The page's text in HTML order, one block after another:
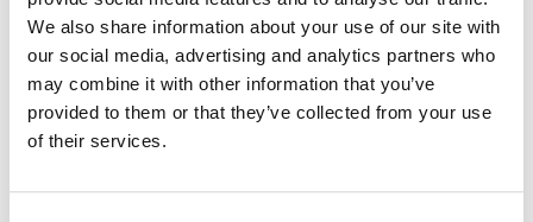
We also share information about your use of our site with
our social media, advertising and analytics partners who
may combine it with other information that you’ve
provided to them or that they’ve collected from your use
of their services.
Quad Lock™ wireless charging head for car tête de chargement sans
Nouveau
Quad Lock™ wireless charging head for car Noir (selected)
Quad Lock™ wireless charging
head for car
tête de chargement sans fil pour
téléphone pour voiture ou bureau
Quad Lock MAG™ ring anneau
Nouveau
Blue (selected)
Quad Lock MAG™ ring
anneau magnétique de téléphone